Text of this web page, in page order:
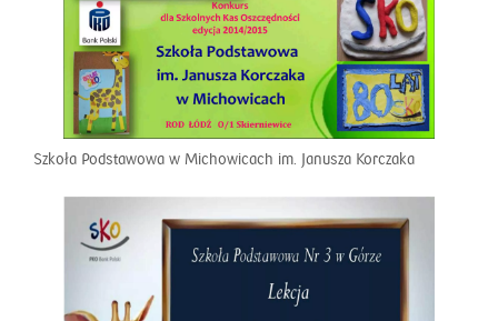
Szkoła Podstawowa w Michowicach im. Janusza Korczaka